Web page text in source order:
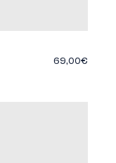
69,00€